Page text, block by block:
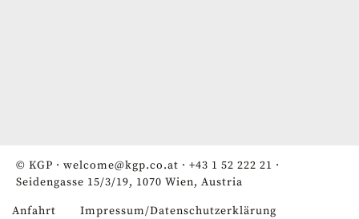
© KGP · welcome@kgp.co.at · +43 1 52 222 21 ·
Seidengasse 15/3/19, 1070 Wien, Austria
Anfahrt Impressum/Datenschutzerklärung